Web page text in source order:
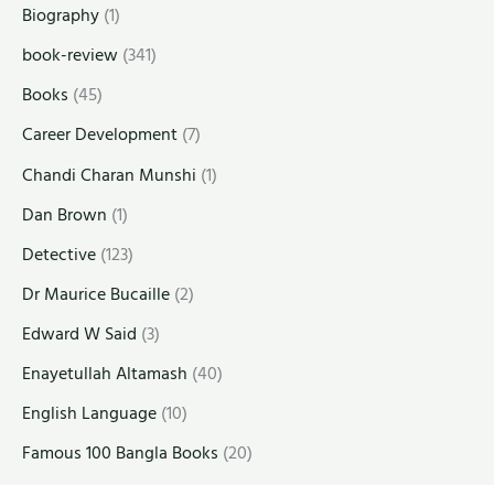
Biography(1)
book-review(341)
Books (45)
Career Development(7)
Chandi Charan Munshi (1)
Dan Brown (1)
Detective(123)
Dr Maurice Bucaille(2)
Edward W Said (3)
Enayetullah Altamash (40)
English Language(10)
Famous 100 Bangla Books (20)